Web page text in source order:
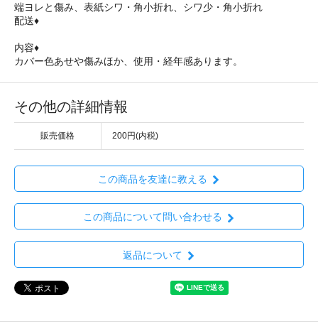
端ヨレと傷み、表紙シワ・角小折れ、シワ少・角小折れ
配送♦
内容♦
カバー色あせや傷みほか、使用・経年感あります。
その他の詳細情報
販売価格 200円(内税)
この商品を友達に教える
この商品について問い合わせる
返品について